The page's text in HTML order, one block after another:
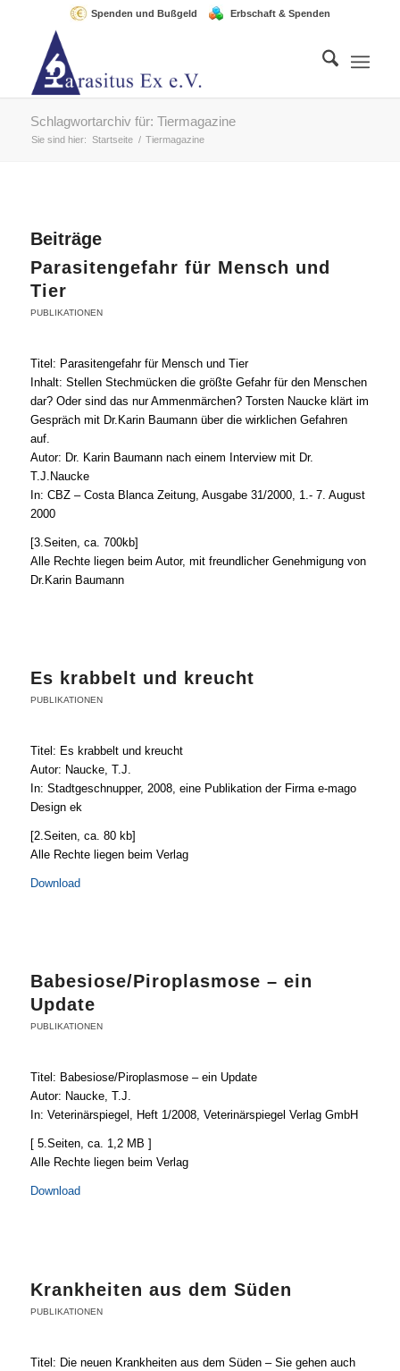
Spenden und Bußgeld Erbschaft & Spenden
Schlagwortarchiv für: Tiermagazine
Sie sind hier: Startseite / Tiermagazine
Beiträge
Parasitengefahr für Mensch und
Tier
PUBLIKATIONEN
Titel: Parasitengefahr für Mensch und Tier
Inhalt: Stellen Stechmücken die größte Gefahr für den Menschen
dar? Oder sind das nur Ammenmärchen? Torsten Naucke klärt im
Gespräch mit Dr.Karin Baumann über die wirklichen Gefahren
auf.
Autor: Dr. Karin Baumann nach einem Interview mit Dr.
T.J.Naucke
In: CBZ – Costa Blanca Zeitung, Ausgabe 31/2000, 1.- 7. August
2000
[3.Seiten, ca. 700kb]
Alle Rechte liegen beim Autor, mit freundlicher Genehmigung von
Dr.Karin Baumann
Es krabbelt und kreucht
PUBLIKATIONEN
Titel: Es krabbelt und kreucht
Autor: Naucke, T.J.
In: Stadtgeschnupper, 2008, eine Publikation der Firma e-mago
Design ek
[2.Seiten, ca. 80 kb]
Alle Rechte liegen beim Verlag
Download
Babesiose/Piroplasmose – ein
Update
PUBLIKATIONEN
Titel: Babesiose/Piroplasmose – ein Update
Autor: Naucke, T.J.
In: Veterinärspiegel, Heft 1/2008, Veterinärspiegel Verlag GmbH
[ 5.Seiten, ca. 1,2 MB ]
Alle Rechte liegen beim Verlag
Download
Krankheiten aus dem Süden
PUBLIKATIONEN
Titel: Die neuen Krankheiten aus dem Süden – Sie gehen auch